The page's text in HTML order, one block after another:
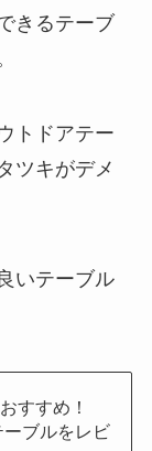
きるテーブ
トドアテー
ツキがデメ
いテーブル
すすめ！
ブルをレビ